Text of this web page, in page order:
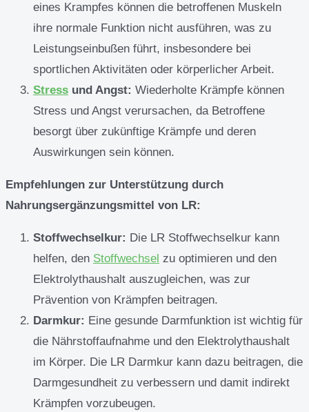
eines Krampfes können die betroffenen Muskeln
ihre normale Funktion nicht ausführen, was zu
Leistungseinbußen führt, insbesondere bei
sportlichen Aktivitäten oder körperlicher Arbeit.
Stress und Angst: Wiederholte Krämpfe können
Stress und Angst verursachen, da Betroffene
besorgt über zukünftige Krämpfe und deren
Auswirkungen sein können.
Empfehlungen zur Unterstützung durch
Nahrungsergänzungsmittel von LR:
Stoffwechselkur: Die LR Stoffwechselkur kann
helfen, den Stoffwechsel zu optimieren und den
Elektrolythaushalt auszugleichen, was zur
Prävention von Krämpfen beitragen.
Darmkur: Eine gesunde Darmfunktion ist wichtig für
die Nährstoffaufnahme und den Elektrolythaushalt
im Körper. Die LR Darmkur kann dazu beitragen, die
Darmgesundheit zu verbessern und damit indirekt
Krämpfen vorzubeugen.